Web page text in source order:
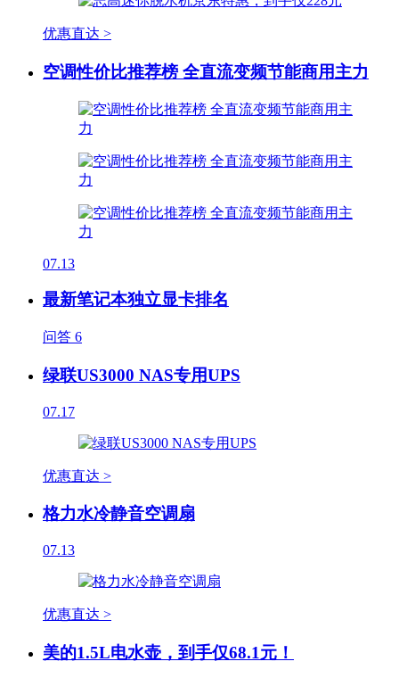
优惠直达 >
空调性价比推荐榜 全直流变频节能商用主力
07.13
最新笔记本独立显卡排名
问答 6
绿联US3000 NAS专用UPS
07.17
优惠直达 >
格力水冷静音空调扇
07.13
优惠直达 >
美的1.5L电水壶，到手仅68.1元！